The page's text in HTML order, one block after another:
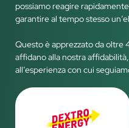
possiamo reagire
garantire al tempo stesso
Questo è apprezzato da oltre
affidano alla nostra
all’esperienza con cui